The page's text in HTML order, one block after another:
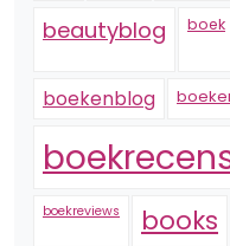
beautyblog boek
boekenblog
boekreviews books